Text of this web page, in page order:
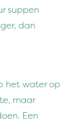
suppen
dan
het water op
maar
Een